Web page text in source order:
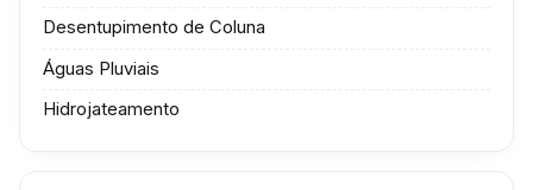
Desentupimento de Coluna
Águas Pluviais
Hidrojateamento